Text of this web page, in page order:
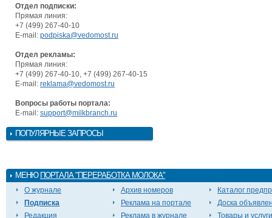
Отдел подписки:
Прямая линия:
+7 (499) 267-40-10
E-mail: podpiska@vedomost.ru
Отдел рекламы:
Прямая линия:
+7 (499) 267-40-10, +7 (499) 267-40-15
E-mail: reklama@vedomost.ru
Вопросы работы портала:
E-mail: support@milkbranch.ru
ПОПУЛЯРНЫЕ ЗАПРОСЫ
МЕНЮ ПОРТАЛА "ПЕРЕРАБОТКА МОЛОКА"
О журнале
Подписка
Редакция
Архив номеров
Реклама на портале
Реклама в журнале
Каталог
Доска
Товары и услуги